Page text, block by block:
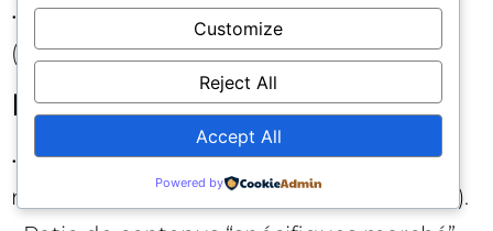
• Respect des politiques de crawlers IA
(logs, taux d’accès, latence, erreurs).
KPI de contenu et d’entités
• Présence des entités prioritaires par
marché (pages piliers, schémas, relations).
Customize
Reject All
Accept All
Powered by